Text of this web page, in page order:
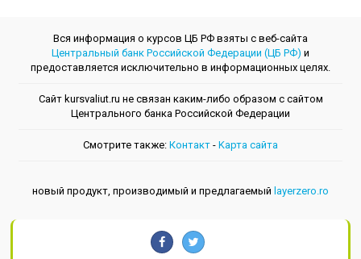
Вся информация о курсов ЦБ РФ взяты с веб-сайта
Центральный банк Российской Федерации (ЦБ РФ) и
предоставляется исключительно в информационных целях.
Сайт kursvaliut.ru не связан каким-либо образом с сайтом
Центрального банкa Российской Федерации
Смотрите также: Контакт - Kарта сайта
новый продукт, производимый и предлагаемый layerzero.ro